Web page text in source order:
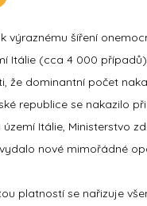
výraznému šíření
Itálie (cca 4 000
že dominantní počet
republice se nakazilo
Itálie, Ministerstvo
nové mimořádné
platností se nařizuje